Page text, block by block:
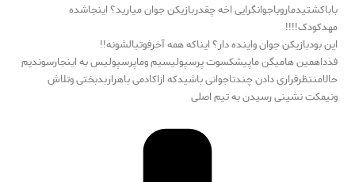
باباکشتیدماروباجوانگرایی اخه چقدربازیکن جوان میارید؟ اینجاشده
مهدکودک!!!!
این بودبازیکن جوان واینده دار؟ ایناکه همه آخرفوتبالشونه!!
فذداهمین هامیگن ماپیشکسوت پرسپولیسیم وماپرسپولیس به اینجارسوندیم
حالامنتظرفراری دادن چندتاجوانی باشیدکه ازاکادمی باهراربدبختی وتلاش
ونیمکت نشینی رسیدن به تیم اصلی